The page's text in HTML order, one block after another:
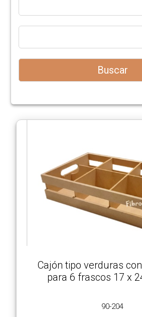
Cajón tipo verduras
para 6 frascos 17 x
90-204